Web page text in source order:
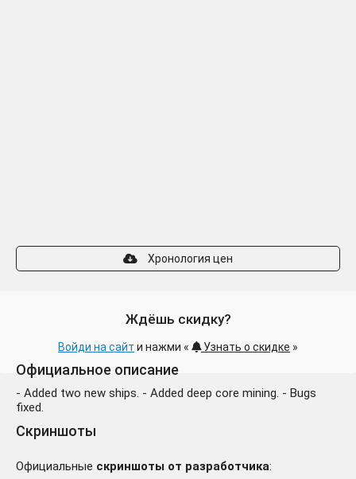
Хронология цен
Ждёшь скидку?
Войди на сайт и нажми « Узнать о скидке »
Официальное описание
- Added two new ships. - Added deep core mining. - Bugs
fixed.
Скриншоты
Официальные скриншоты от разработчика: